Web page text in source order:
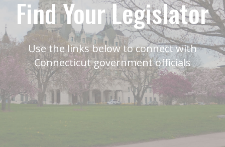
Find Your Legislator
Use the links below to connect with
Connecticut government officials